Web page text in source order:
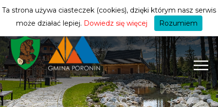
turysty
Ta strona używa ciasteczek (cookies), dzięki którym nasz serwis
może działać lepiej. Dowiedz się więcej Rozumiem